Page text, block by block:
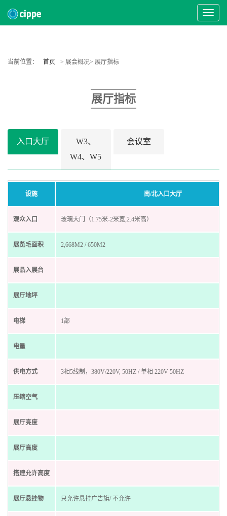
Toggle
当前位置： 首页 > 展会概况> 展厅指标
展厅指标
入口大厅
W3、
W4、W5
会议室
设施 南/北入口大厅
观众入口 玻璃大门（1.75米-2米宽,2.4米高）
展览毛面积 2,668M2 / 650M2
展品入展台
展厅地坪
电梯 1部
电量
供电方式 3相5线制，380V/220V, 50HZ / 单相 220V 50HZ
压缩空气
展厅亮度
展厅高度
搭建允许高度
展厅悬挂物 只允许悬挂广告旗/ 不允许